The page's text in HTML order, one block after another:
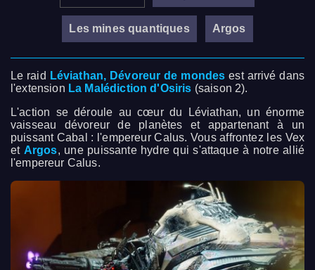
Les mines quantiques Argos
Le raid Léviathan, Dévoreur de mondes est arrivé dans
l'extension La Malédiction d'Osiris (saison 2).
L'action se déroule au cœur du Léviathan, un énorme
vaisseau dévoreur de planètes et appartenant à un
puissant Cabal : l'empereur Calus. Vous affrontez les Vex
et Argos, une puissante hydre qui s'attaque à notre allié
l'empereur Calus.